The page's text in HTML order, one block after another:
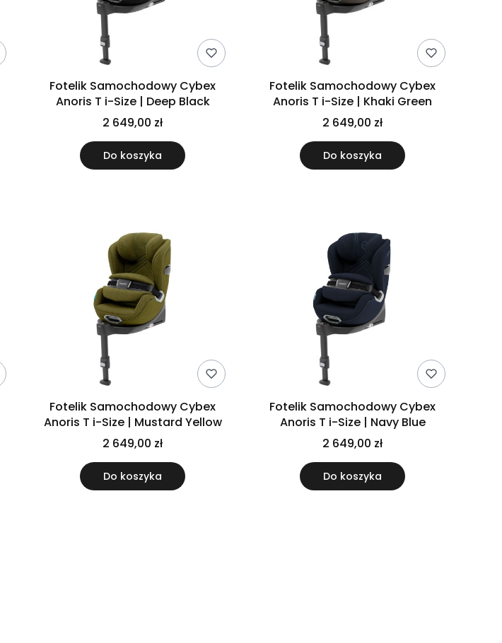
Fotelik Samochodowy Cybex
Anoris T i-Size | Deep Black
2 649,00 zł
Do koszyka
Fotelik Samochodowy Cybex
Anoris T i-Size | Khaki Green
2 649,00 zł
Do koszyka
Fotelik Samochodowy Cybex
Anoris T i-Size | Mustard Yellow
2 649,00 zł
Do koszyka
Fotelik Samochodowy Cybex
Anoris T i-Size | Navy Blue
2 649,00 zł
Do koszyka